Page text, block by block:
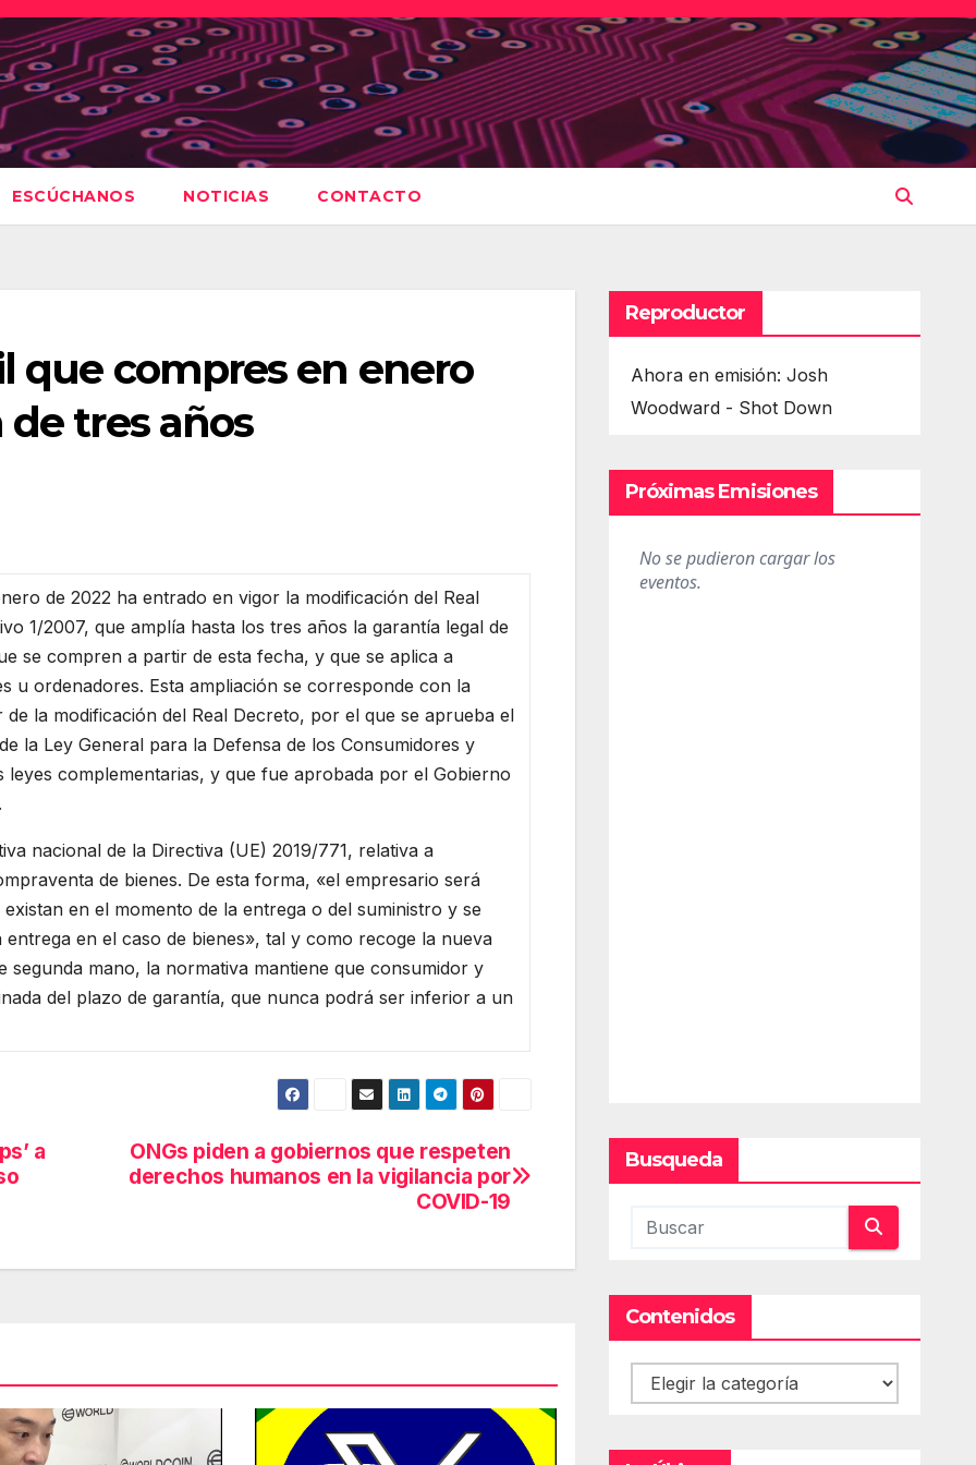
ESCÚCHANOS NOTICIAS CONTACTO
que compres en enero
tres años
de 2022 ha entrado en vigor la modificación del Real
1/2007, que amplía hasta los tres años la garantía legal de
se compren a partir de esta fecha, y que se aplica a
u ordenadores. Esta ampliación se corresponde con la
de la modificación del Real Decreto, por el que se aprueba el
la Ley General para la Defensa de los Consumidores y
leyes complementarias, y que fue aprobada por el Gobierno
nacional de la Directiva (UE) 2019/771, relativa a
de bienes. De esta forma, «el empresario será
en el momento de la entrega o del suministro y se
en el caso de bienes», tal y como recoge la nueva
segunda mano, la normativa mantiene que consumidor y
del plazo de garantía, que nunca podrá ser inferior a un
ONGs piden a gobiernos que respeten
derechos humanos en la vigilancia por
COVID-19
a
Reproductor
Ahora en emisión: Josh
Woodward - Shot Down
Próximas Emisiones
Busqueda
Contenidos
Contenidos